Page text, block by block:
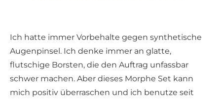
Ich hatte immer Vorbehalte gegen synthetische
Augenpinsel. Ich denke immer an glatte,
flutschige Borsten, die den Auftrag unfassbar
schwer machen. Aber dieses Morphe Set kann
mich positiv überraschen und ich benutze seit